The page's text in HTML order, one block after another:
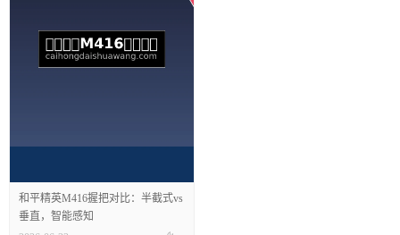
和平精英M416握把对比：半截式vs
垂直，智能感知